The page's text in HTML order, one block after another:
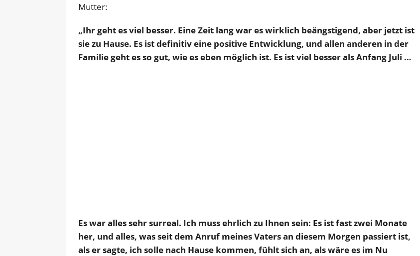
Mutter:
„Ihr geht es viel besser. Eine Zeit lang war es wirklich beängstigend, aber jetzt ist
sie zu Hause. Es ist definitiv eine positive Entwicklung, und allen anderen in der
Familie geht es so gut, wie es eben möglich ist. Es ist viel besser als Anfang Juli …
Es war alles sehr surreal. Ich muss ehrlich zu Ihnen sein: Es ist fast zwei Monate
her, und alles, was seit dem Anruf meines Vaters an diesem Morgen passiert ist,
als er sagte, ich solle nach Hause kommen, fühlt sich an, als wäre es im Nu